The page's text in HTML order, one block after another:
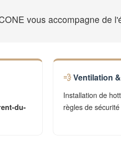
vous accompagne de
du-
Ventilation
Installation de
règles de